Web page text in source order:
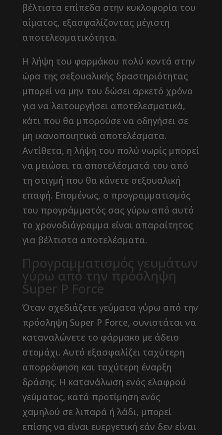
βέλτιστα επίπεδα στην κυκλοφορία του
αίματος, εξασφαλίζοντας μέγιστη
αποτελεσματικότητα.
Η λήψη του φαρμάκου πολύ κοντά στην
ώρα της σεξουαλικής δραστηριότητας
μπορεί να μην του δώσει αρκετό χρόνο
για να λειτουργήσει αποτελεσματικά,
κάτι που θα μπορούσε να οδηγήσει σε
μη ικανοποιητικά αποτελέσματα.
Αντίθετα, η λήψη του πολύ νωρίς μπορεί
να μειώσει τα αποτελέσματά του από
τη στιγμή που θα κάνετε σεξουαλική
επαφή. Επομένως, ο προγραμματισμός
του προγράμματός σας γύρω από αυτό
το χρονοδιάγραμμα είναι απαραίτητος
για βέλτιστα αποτελέσματα.
Προγραμματισμός γευμάτων
γύρω από την πρόσληψη
Super P Force
Όταν σχεδιάζετε γεύματα γύρω από την
πρόσληψη Super P Force, συνιστάται να
καταναλώνετε το φάρμακο με άδειο
στομάχι. Αυτό εξασφαλίζει ταχύτερη
απορρόφηση και ταχύτερη έναρξη
δράσης. Η κατανάλωση ενός ελαφρού
γεύματος, κατά προτίμηση ενός
χαμηλού σε λιπαρά ή λάδι, μπορεί
επίσης να είναι ευεργετική εάν δεν είναι